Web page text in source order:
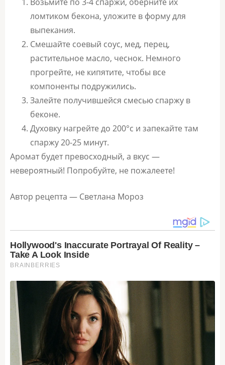
Возьмите по 3-4 спаржи, оберните их
ломтиком бекона, уложите в форму для
выпекания.
Смешайте соевый соус, мед, перец,
растительное масло, чеснок. Немного
прогрейте, не кипятите, чтобы все
компоненты подружились.
Залейте получившейся смесью спаржу в
беконе.
Духовку нагрейте до 200°с и запекайте там
спаржу 20-25 минут.
Аромат будет превосходный, а вкус —
невероятный! Попробуйте, не пожалеете!
Автор рецепта — Светлана Мороз